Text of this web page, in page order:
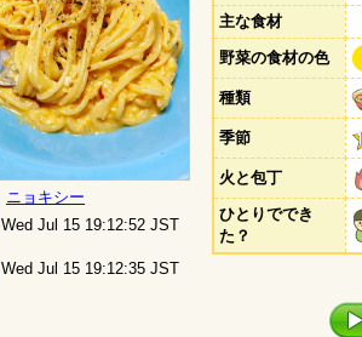
ニョキシー
Wed Jul 15 19:12:52 JST
Wed Jul 15 19:12:35 JST
主な食材
野菜の食材の色
種類
季節
火と包丁
ひとりででき
た？